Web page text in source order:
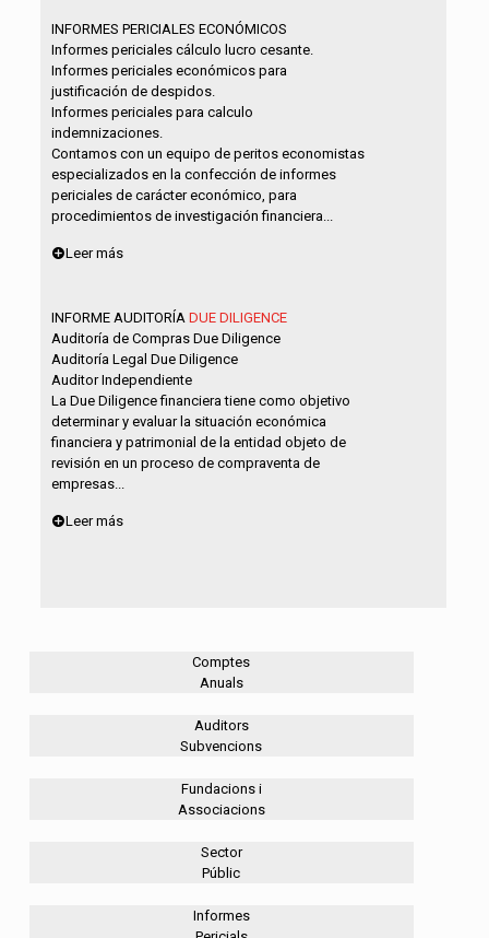
INFORMES PERICIALES ECONÓMICOS
Informes periciales cálculo lucro cesante.
Informes periciales económicos para
justificación de despidos.
Informes periciales para calculo
indemnizaciones.
Contamos con un equipo de peritos economistas
especializados en la confección de informes
periciales de carácter económico, para
procedimientos de investigación financiera...
Leer más
INFORME AUDITORÍA DUE DILIGENCE
Auditoría de Compras Due Diligence
Auditoría Legal Due Diligence
Auditor Independiente
La Due Diligence financiera tiene como objetivo
determinar y evaluar la situación económica
financiera y patrimonial de la entidad objeto de
revisión en un proceso de compraventa de
empresas...
Leer más
Comptes
Anuals
Auditors
Subvencions
Fundacions i
Associacions
Sector
Públic
Informes